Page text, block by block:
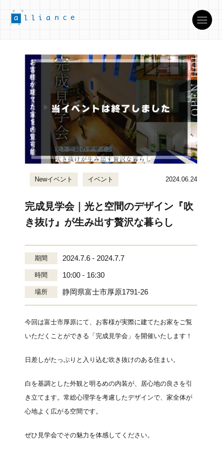
Newイベント イベント 2024.06.24
完成見学会｜光と空間のデザイン『吹
き抜け』が生み出す贅沢な暮らし
期間 2024.7.6 - 2024.7.7
時間 10:00 - 16:30
場所 静岡県富士市厚原1791-26
今回は富士市厚原にて、お客様が実際に建てたお家をご覧
いただくことができる「完成見学会」を開催いたします！
日差しがたっぷりと入り込む吹き抜けのある住まい。
白を基調とした外観と明るめの内装が、居心地の良さを引
き立てます。常総心理学を考慮したデザインで、家全体が
心地よく広がる空間です。
ぜひ見学会でその魅力を体感してください。